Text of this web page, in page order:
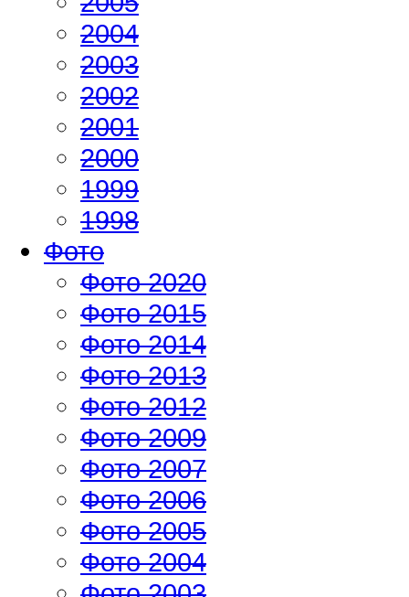
2004
2003
2002
2001
2000
1999
1998
Фото
Фото 2020
Фото 2015
Фото 2014
Фото 2013
Фото 2012
Фото 2009
Фото 2007
Фото 2006
Фото 2005
Фото 2004